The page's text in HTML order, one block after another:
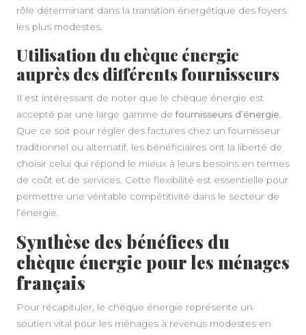
rôle déterminant dans la transition énergétique des foyers
les plus modestes.
Utilisation du chèque énergie
auprès des différents fournisseurs
Il est intéressant de noter que le chèque énergie est
accepté par une large gamme defournisseurs d’énergie
Que ce soit pour régler des factures chez un fournisseur
traditionnel ou alternatif, les bénéficiaires ont la liberté de
choisir celui qui répond le mieux à leurs besoins en termes
de coût et de services. Cette flexibilité est essentielle pour
permettre une véritable compétitivité dans le secteur de
l’énergie.
Synthèse des bénéfices du
chèque énergie pour les ménages
français
Pour récapituler, le chèque énergie représente un
soutien vital pour les ménages à revenus modestes en